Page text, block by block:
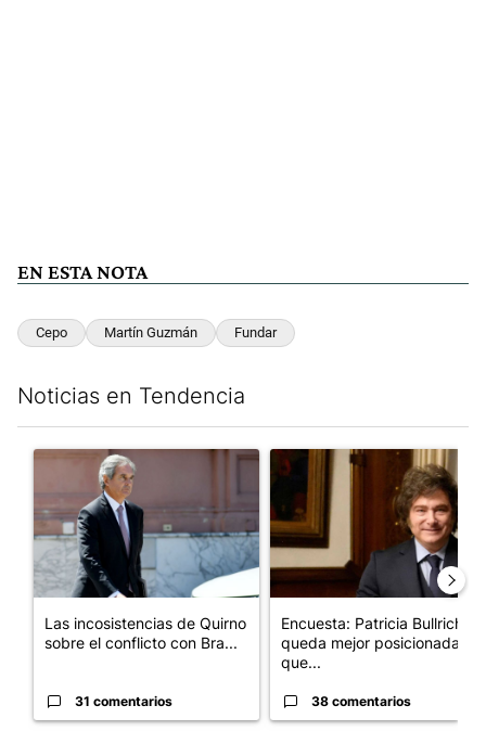
EN ESTA NOTA
Cepo Martín Guzmán Fundar
Noticias en Tendencia
Un artículo de tendencia con el título "Las incosistencias de
Las incosistencias de Quirno
sobre el conflicto con Bra...
31 comentarios
Un artículo de tendencia con
Encuesta: Patricia Bullrich
queda mejor posicionada
que...
38 comentarios